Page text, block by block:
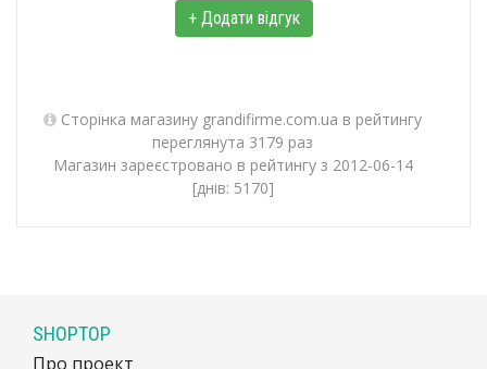
+ Додати відгук
Сторінка магазину grandifirme.com.ua в рейтингу
переглянута 3179 раз
Магазин зареєстровано в рейтингу з 2012-06-14
[днів: 5170]
SHOPTOP
Про проект